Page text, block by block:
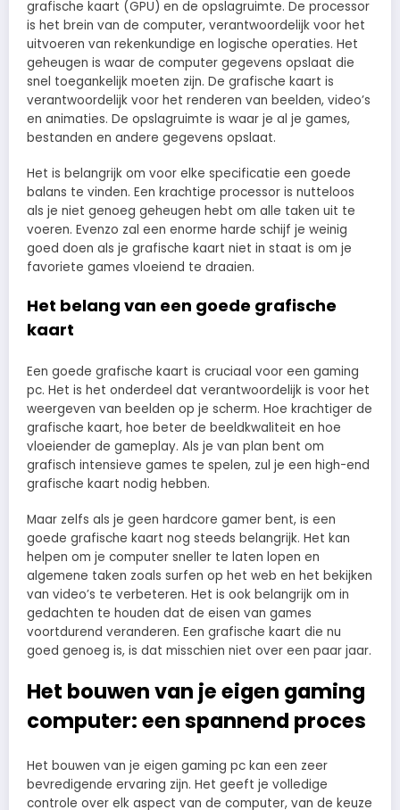
grafische kaart (GPU) en de opslagruimte. De processor
is het brein van de computer, verantwoordelijk voor het
uitvoeren van rekenkundige en logische operaties. Het
geheugen is waar de computer gegevens opslaat die
snel toegankelijk moeten zijn. De grafische kaart is
verantwoordelijk voor het renderen van beelden, video’s
en animaties. De opslagruimte is waar je al je games,
bestanden en andere gegevens opslaat.
Het is belangrijk om voor elke specificatie een goede
balans te vinden. Een krachtige processor is nutteloos
als je niet genoeg geheugen hebt om alle taken uit te
voeren. Evenzo zal een enorme harde schijf je weinig
goed doen als je grafische kaart niet in staat is om je
favoriete games vloeiend te draaien.
Het belang van een goede grafische
kaart
Een goede grafische kaart is cruciaal voor een gaming
pc. Het is het onderdeel dat verantwoordelijk is voor het
weergeven van beelden op je scherm. Hoe krachtiger de
grafische kaart, hoe beter de beeldkwaliteit en hoe
vloeiender de gameplay. Als je van plan bent om
grafisch intensieve games te spelen, zul je een high-end
grafische kaart nodig hebben.
Maar zelfs als je geen hardcore gamer bent, is een
goede grafische kaart nog steeds belangrijk. Het kan
helpen om je computer sneller te laten lopen en
algemene taken zoals surfen op het web en het bekijken
van video’s te verbeteren. Het is ook belangrijk om in
gedachten te houden dat de eisen van games
voortdurend veranderen. Een grafische kaart die nu
goed genoeg is, is dat misschien niet over een paar jaar.
Het bouwen van je eigen gaming
computer: een spannend proces
Het bouwen van je eigen gaming pc kan een zeer
bevredigende ervaring zijn. Het geeft je volledige
controle over elk aspect van de computer, van de keuze